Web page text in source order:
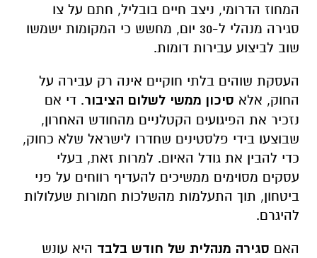
המחוז הדרומי, ניצב חיים בובליל, חתם על צו
סגירה מנהלי ל-30 יום, מחשש כי המקומות ישמשו
שוב לביצוע עבירות דומות.
העסקת שוהים בלתי חוקיים אינה רק עבירה על
החוק, אלא סיכון ממשי לשלום הציבור. די אם
נזכיר את הפיגועים הקטלניים מהחודש האחרון,
שבוצעו בידי פלסטינים שחדרו לישראל שלא כחוק,
כדי להבין את גודל האיום. למרות זאת, בעלי
עסקים מסוימים ממשיכים להעדיף רווחים על פני
ביטחון, תוך התעלמות מהשלכות חמורות שעלולות
להיגרם.
האם סגירה מנהלית של חודש בלבד היא עונש